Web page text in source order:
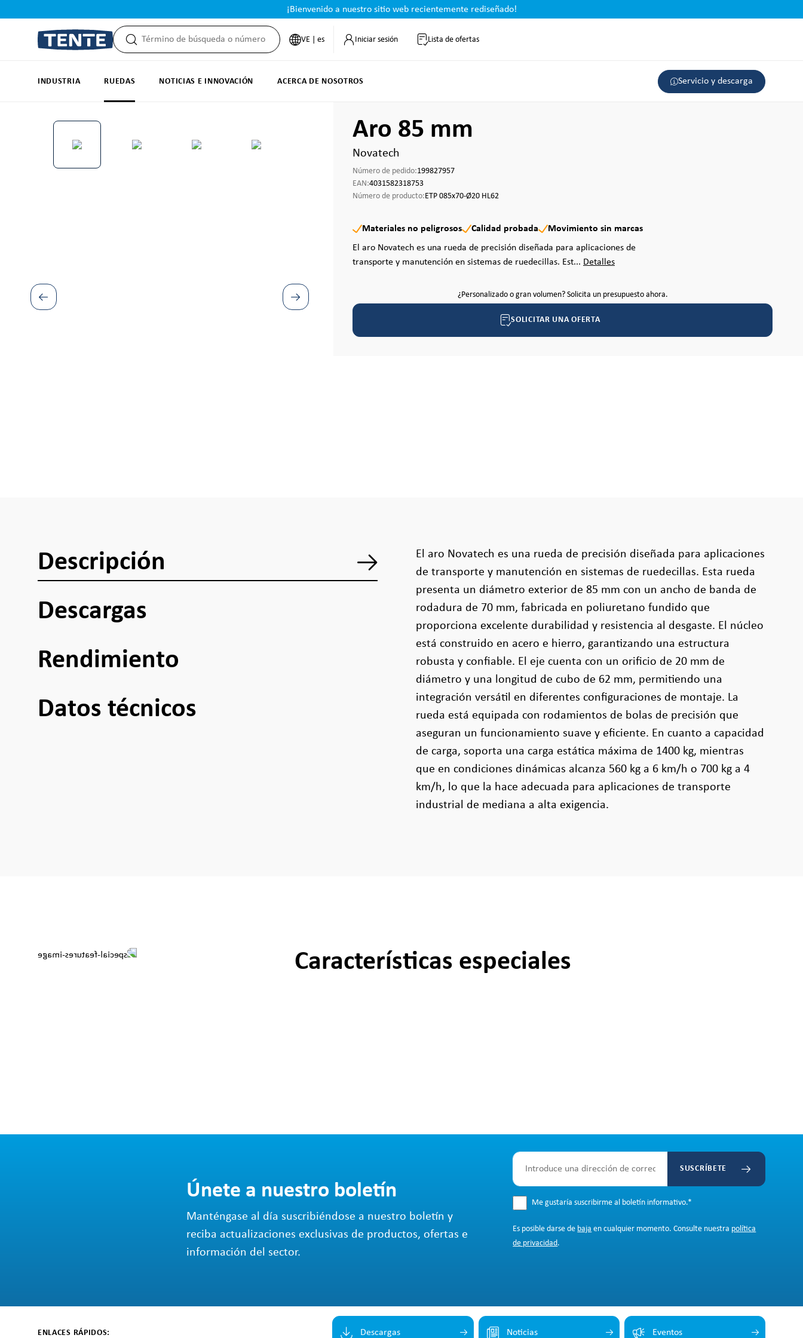
¡Bienvenido a nuestro sitio web recientemente rediseñado!
VE | es Iniciar sesión Lista de ofertas
INDUSTRIA RUEDAS NOTICIAS E INNOVACIÓN ACERCA DE NOSOTROS Servicio y descarga
Omitir galería de imágenes Aro 85 mm
Novatech
Número de pedido:199827957
EAN:4031582318753
Número de producto:ETP 085x70-Ø20 HL62
Materiales no peligrosos Calidad probada
Movimiento sin marcas
El aro Novatech es una rueda de precisión diseñada para aplicaciones de
transporte y manutención en sistemas de ruedecillas. Est... Detalles
¿Personalizado o gran volumen? Solicita un presupuesto ahora.
SOLICITAR UNA OFERTA
Descripción
Descargas
Rendimiento
Datos técnicos
El aro Novatech es una rueda de precisión diseñada para aplicaciones
de transporte y manutención en sistemas de ruedecillas. Esta rueda
presenta un diámetro exterior de 85 mm con un ancho de banda de
rodadura de 70 mm, fabricada en poliuretano fundido que
proporciona excelente durabilidad y resistencia al desgaste. El núcleo
está construido en acero e hierro, garantizando una estructura
robusta y confiable. El eje cuenta con un orificio de 20 mm de
diámetro y una longitud de cubo de 62 mm, permitiendo una
integración versátil en diferentes configuraciones de montaje. La
rueda está equipada con rodamientos de bolas de precisión que
aseguran un funcionamiento suave y eficiente. En cuanto a capacidad
de carga, soporta una carga estática máxima de 1400 kg, mientras
que en condiciones dinámicas alcanza 560 kg a 6 km/h o 700 kg a 4
km/h, lo que la hace adecuada para aplicaciones de transporte
industrial de mediana a alta exigencia.
Características especiales
Únete a nuestro boletín
Manténgase al día suscribiéndose a nuestro boletín y
reciba actualizaciones exclusivas de productos, ofertas e
información del sector.
SUSCRÍBETE
Me gustaría suscribirme al boletín informativo.*
Es posible darse de baja en cualquier momento. Consulte nuestra política
de privacidad.
ENLACES RÁPIDOS: Descargas Noticias Eventos